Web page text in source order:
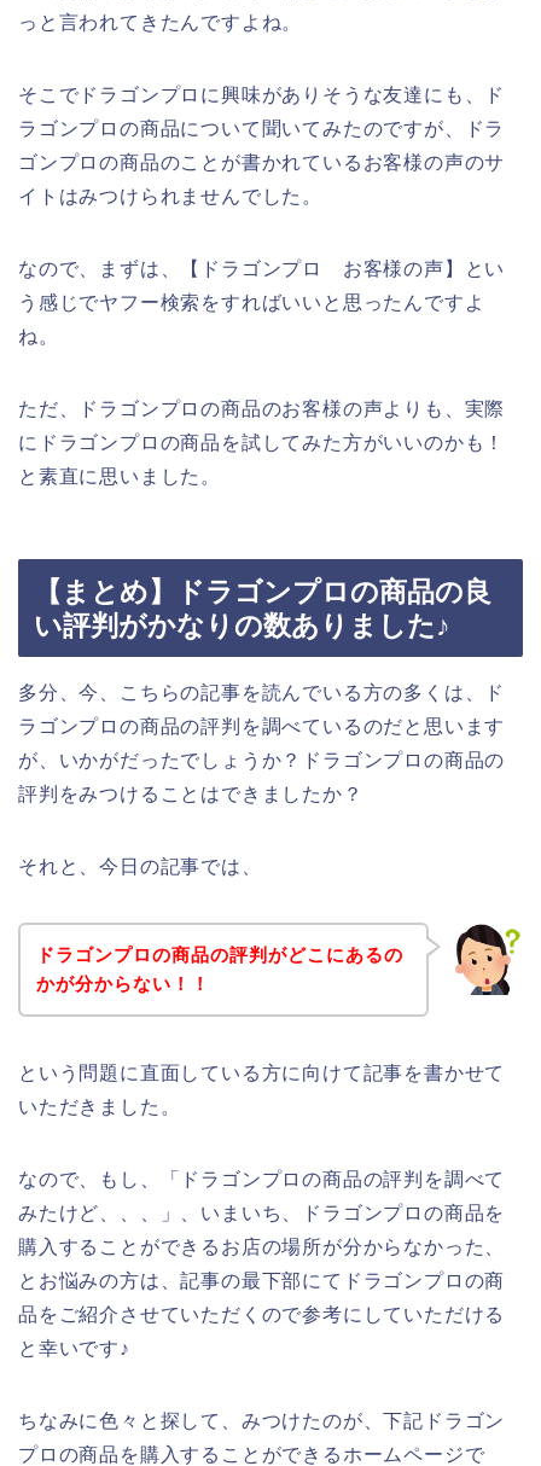
っと言われてきたんですよね。
そこでドラゴンプロに興味がありそうな友達にも、ド
ラゴンプロの商品について聞いてみたのですが、ドラ
ゴンプロの商品のことが書かれているお客様の声のサ
イトはみつけられませんでした。
なので、まずは、【ドラゴンプロ お客様の声】とい
う感じでヤフー検索をすればいいと思ったんですよ
ね。
ただ、ドラゴンプロの商品のお客様の声よりも、実際
にドラゴンプロの商品を試してみた方がいいのかも！
と素直に思いました。
【まとめ】ドラゴンプロの商品の良
い評判がかなりの数ありました♪
多分、今、こちらの記事を読んでいる方の多くは、ド
ラゴンプロの商品の評判を調べているのだと思います
が、いかがだったでしょうか？ドラゴンプロの商品の
評判をみつけることはできましたか？
それと、今日の記事では、
ドラゴンプロの商品の評判がどこにあるの
かが分からない！！
という問題に直面している方に向けて記事を書かせて
いただきました。
なので、もし、「ドラゴンプロの商品の評判を調べて
みたけど、、、」、いまいち、ドラゴンプロの商品を
購入することができるお店の場所が分からなかった、
とお悩みの方は、記事の最下部にてドラゴンプロの商
品をご紹介させていただくので参考にしていただける
と幸いです♪
ちなみに色々と探して、みつけたのが、下記ドラゴン
プロの商品を購入することができるホームページで